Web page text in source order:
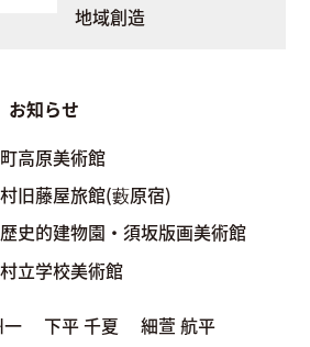
地域創造
お知らせ
高原美術館
旧藤屋旅館(藪原宿)
史的建物園・須坂版画美術館
立学校美術館
一 下平 千夏
細萱 航平